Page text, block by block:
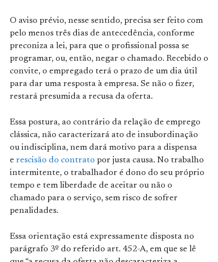
O aviso prévio, nesse sentido, precisa ser feito com
pelo menos três dias de antecedência, conforme
preconiza a lei, para que o profissional possa se
programar, ou, então, negar o chamado. Recebido o
convite, o empregado terá o prazo de um dia útil
para dar uma resposta à empresa. Se não o fizer,
restará presumida a recusa da oferta.
Essa postura, ao contrário da relação de emprego
clássica, não caracterizará ato de insubordinação
ou indisciplina, nem dará motivo para a dispensa
e rescisão do contrato por justa causa. No trabalho
intermitente, o trabalhador é dono do seu próprio
tempo e tem liberdade de aceitar ou não o
chamado para o serviço, sem risco de sofrer
penalidades.
Essa orientação está expressamente disposta no
parágrafo 3º do referido art. 452-A, em que se lê